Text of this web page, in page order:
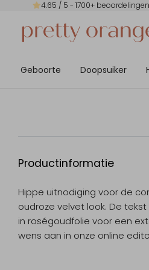
4.65 / 5 - 1700+ beoordelingen
Geboorte Doopsuiker
Productinformatie
Hippe uitnodiging voor de
oudroze velvet look. De
in roségoudfolie voor een
wens aan in onze online